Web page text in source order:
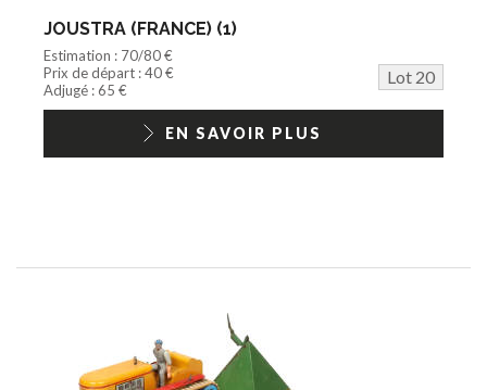
JOUSTRA (FRANCE) (1)
Estimation : 70/80 €
Prix de départ : 40 €
Lot 20
Adjugé : 65 €
EN SAVOIR PLUS